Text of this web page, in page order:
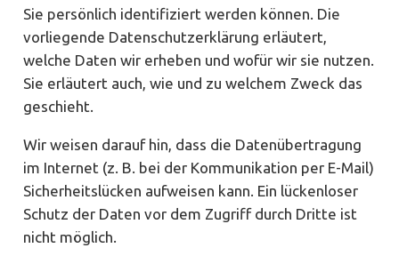
Sie persönlich identifiziert werden können. Die
vorliegende Datenschutzerklärung erläutert,
welche Daten wir erheben und wofür wir sie nutzen.
Sie erläutert auch, wie und zu welchem Zweck das
geschieht.
Wir weisen darauf hin, dass die Datenübertragung
im Internet (z. B. bei der Kommunikation per E-Mail)
Sicherheitslücken aufweisen kann. Ein lückenloser
Schutz der Daten vor dem Zugriff durch Dritte ist
nicht möglich.